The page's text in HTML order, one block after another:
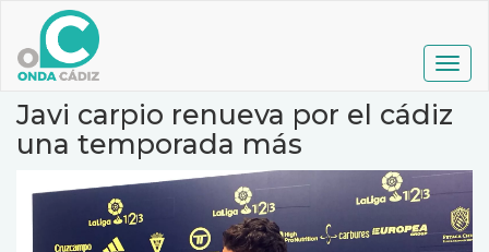
contenido
principal
Javi carpio renueva por el cádiz
una temporada más